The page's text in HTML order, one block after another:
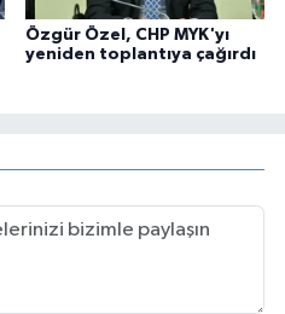
Özgür Özel, CHP MYK'yı
yeniden toplantıya çağırdı